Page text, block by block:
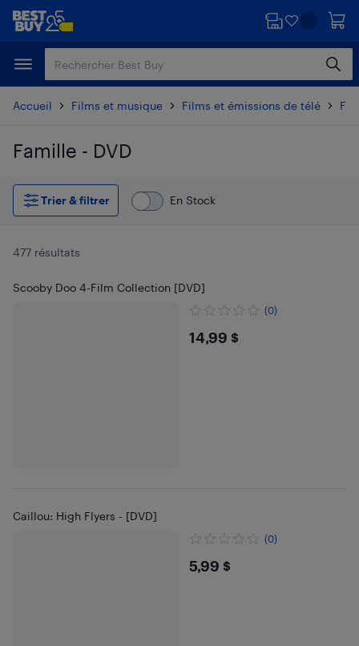
Passer
principal
Passer
Accueil Films et musique Films et émissions de télé
Famille - DVD
Passer aux résultats
Trier & filtrer
En Stock
477 résultats
Scooby Doo 4-Film Collection [DVD]
(0)
$14.99
14,99 $
Caillou: High Flyers - [DVD]
(0)
$5.99
5,99 $